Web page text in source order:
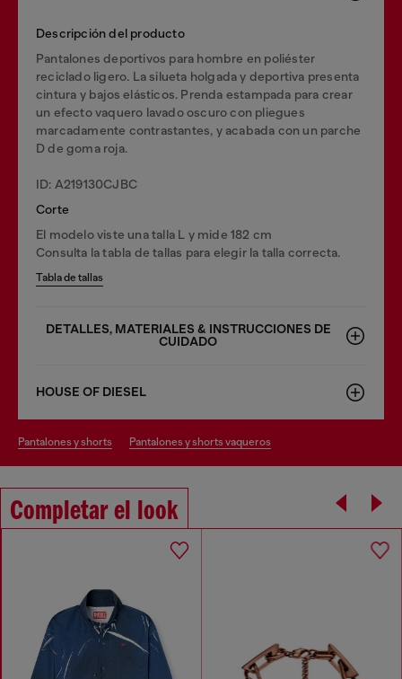
Descripción del producto
Pantalones deportivos para hombre en poliéster
reciclado ligero. La silueta holgada y deportiva presenta
cintura y bajos elásticos. Prenda estampada para crear
un efecto vaquero lavado oscuro con pliegues
marcadamente contrastantes, y acabada con un parche
D de goma roja.
ID: A219130CJBC
Corte
El modelo viste una talla L y mide 182 cm
Consulta la tabla de tallas para elegir la talla correcta.
Tabla de tallas
DETALLES, MATERIALES & INSTRUCCIONES DE
CUIDADO
HOUSE OF DIESEL
pantalones y shorts pantalones y shorts vaqueros
Completar el look